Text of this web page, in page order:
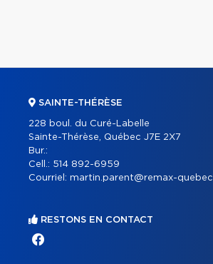
SAINTE-THÉRÈSE
228 boul. du Curé-Labelle
Sainte-Thérèse, Québec J7E 2X7
Bur.:
Cell.: 514 892-6959
Courriel: martin.parent@remax-
RESTONS EN CONTACT